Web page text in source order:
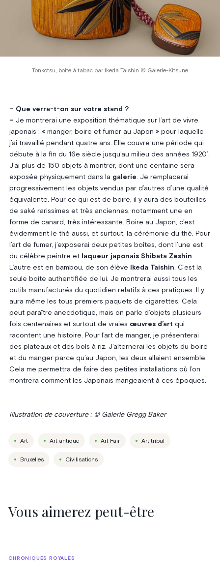
Tonkotsu, boîte à tabac par Ikeda Taishin © Galerie-Kitsune
– Que verra-t-on sur votre stand ?
– Je montrerai une exposition thématique sur l’art de vivre
japonais : « manger, boire et fumer au Japon » pour laquelle
j’ai travaillé pendant quatre ans. Elle couvre une période qui
débute à la fin du 16e siècle jusqu’au milieu des années 1920’.
J’ai plus de 150 objets à montrer, dont une centaine sera
exposée physiquement dans la galerie. Je remplacerai
progressivement les objets vendus par d’autres d’une qualité
équivalente. Pour ce qui est de boire, il y aura des bouteilles
de saké rarissimes et très anciennes, notamment une en
forme de canard, très intéressante. Boire au Japon, c’est
évidemment le thé aussi, et surtout, la cérémonie du thé. Pour
l’art de fumer, j’exposerai deux petites boîtes, dont l’une est
du célèbre peintre et
laqueur japonais Shibata Zeshin.
L’autre est en bambou, de son élève Ikeda Taishin. C’est la
seule boite authentifiée de lui. Je montrerai aussi tous les
outils manufacturés du quotidien relatifs à ces pratiques. Il y
aura même les tous premiers paquets de cigarettes. Cela
peut paraître anecdotique, mais on parle d’objets plusieurs
fois centenaires et surtout de vraies œuvres d’art qui
racontent une histoire. Pour l’art de manger, je présenterai
des plateaux et des bols à riz. J’alternerai les objets du boire
et du manger parce qu’au Japon, les deux allaient ensemble.
Cela me permettra de faire des petites installations où l’on
montrera comment les Japonais mangeaient à ces époques.
Illustration de couverture : © Galerie Gregg Baker
Art Art antique Art Fair Art tribal
Bruxelles Civilisations
Vous aimerez peut-être
CHRONIQUES ROYALES